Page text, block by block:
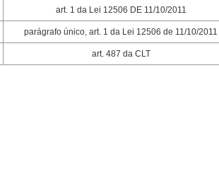
art. 1 da Lei 12506 DE 11/10/2011
parágrafo único, art. 1 da Lei 12506 de 11/10/2011
art. 487 da CLT